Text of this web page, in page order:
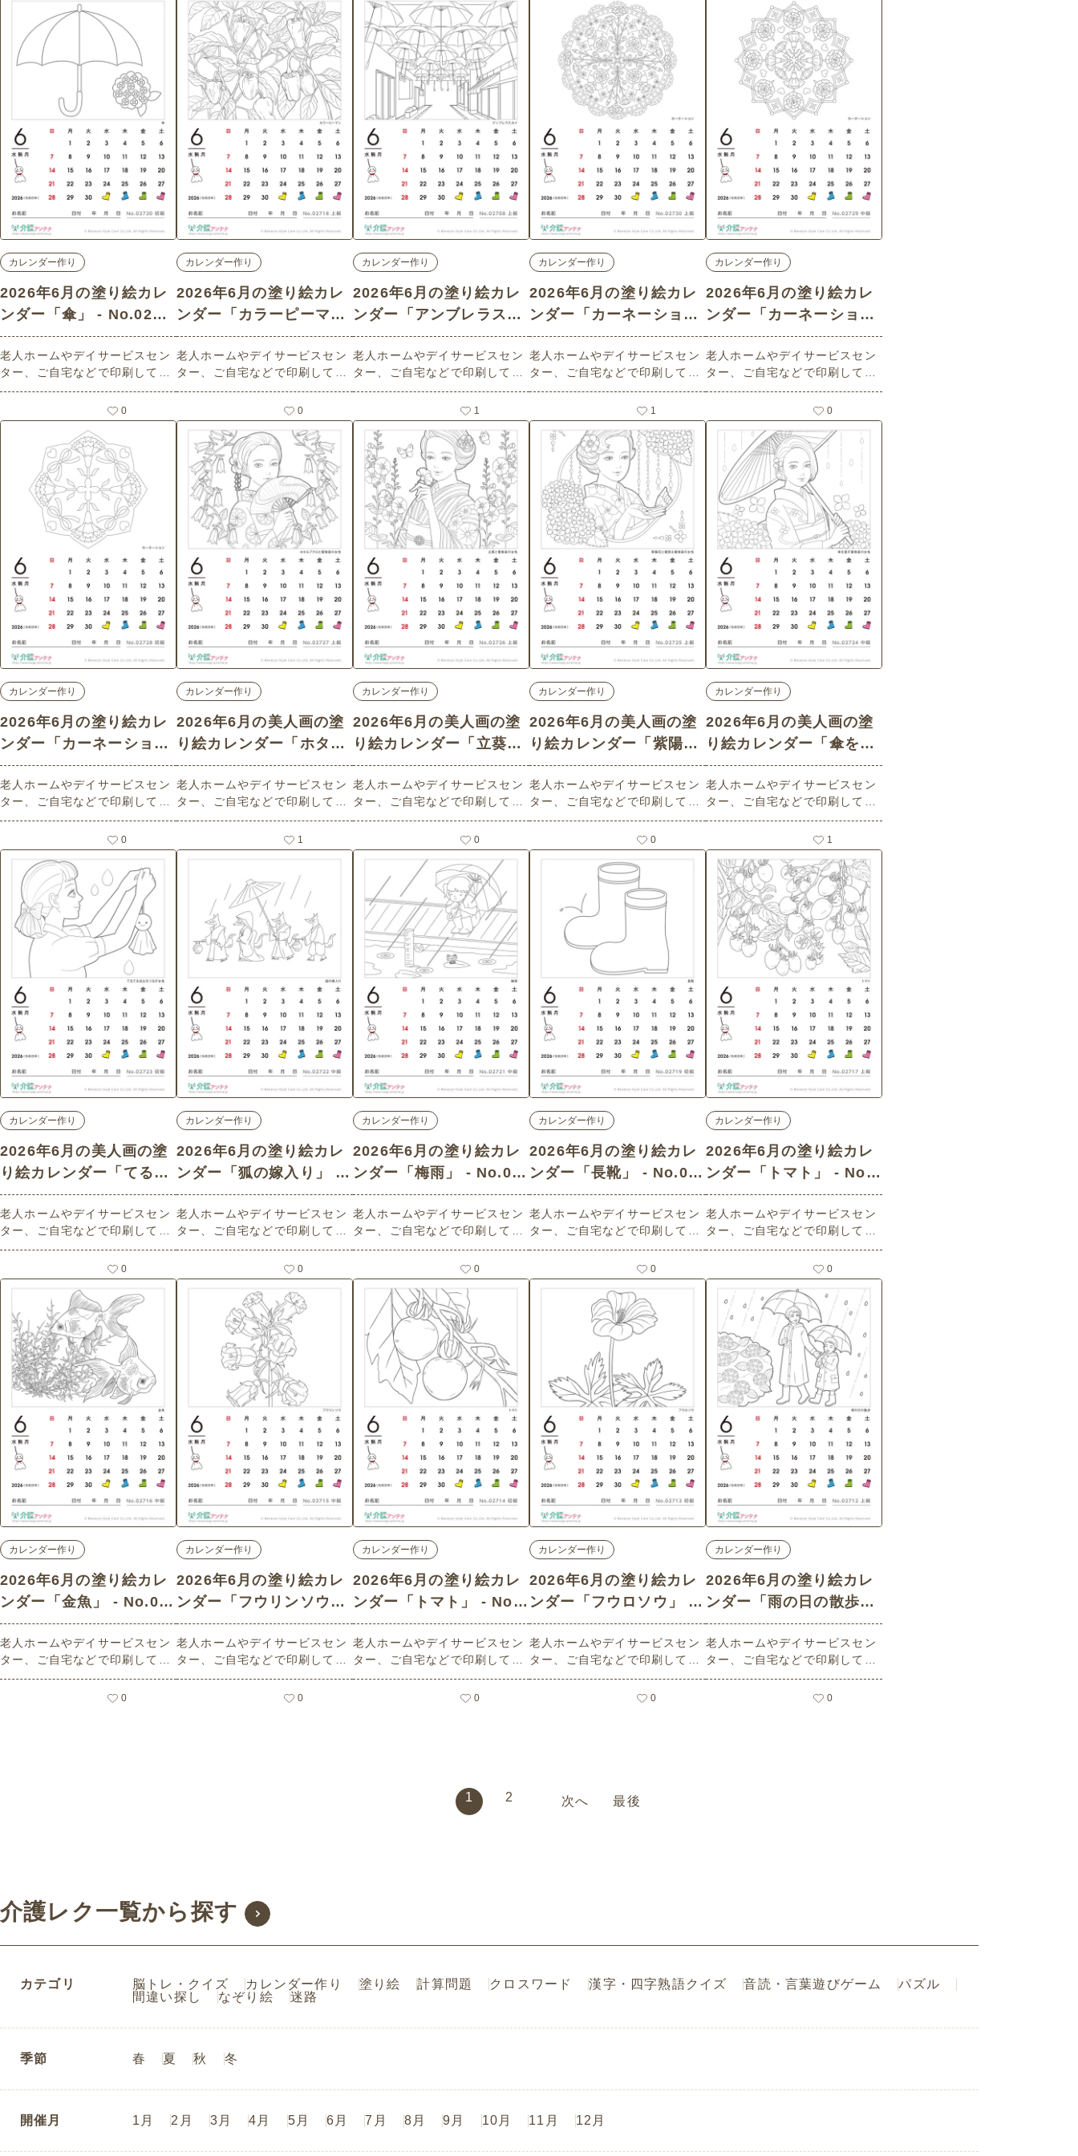
カレンダー作り
2026年6月の塗り絵カレ
ンダー「傘」 - No.0272
0 (初級/カレンダー作り
の介護レク素材)
老人ホームやデイサービスセン
ター、ご自宅などで印刷してお
使いいただける無料の高齢者向
け介護レク素材 2026年6月の塗
り絵カレンダー「傘」（カレン
ダー作り・初級）です。 関連キ
ーワード：六月・水無月・Jun
e・６月・かさ・雨具・レイン
0
カレンダー作り
2026年6月の塗り絵カレ
ンダー「カラーピーマ
ン」 - No.02718 (上級/
カレンダー作りの介護レ
ク素材)
老人ホームやデイサービスセン
ター、ご自宅などで印刷してお
使いいただける無料の高齢者向
け介護レク素材 2026年6月の塗
り絵カレンダー「カラーピーマ
ン」（カレンダー作り・上級）
です。 関連キーワード：六月・
水無月・June・６月・パプリ
カ・夏野菜・野菜・カラフル
0
カレンダー作り
2026年6月の塗り絵カレ
ンダー「アンブレラスカ
イ」 - No.02708 (上級/
カレンダー作りの介護レ
ク素材)
老人ホームやデイサービスセン
ター、ご自宅などで印刷してお
使いいただける無料の高齢者向
け介護レク素材 2026年6月の塗
り絵カレンダー「アンブレラス
カイ」（カレンダー作り・上
級）です。 関連キーワード：六
月・水無月・June・６月・か
さ・カラフル・イベント・街歩
き・おでかけ
1
カレンダー作り
2026年6月の塗り絵カレ
ンダー「カーネーショ
ン」 - No.02730 (上級/
カレンダー作りの介護レ
ク素材)
老人ホームやデイサービスセン
ター、ご自宅などで印刷してお
使いいただける無料の高齢者向
け介護レク素材 2026年6月の塗
り絵カレンダー「カーネーショ
ン」（カレンダー作り・上級）
です。 関連キーワード：六月・
水無月・June・６月・母の日・
ははの日・花・フラワー・かー
ねーしょん
1
カレンダー作り
2026年6月の塗り絵カレ
ンダー「カーネーショ
ン」 - No.02729 (中級/
カレンダー作りの介護レ
ク素材)
老人ホームやデイサービスセン
ター、ご自宅などで印刷してお
使いいただける無料の高齢者向
け介護レク素材 2026年6月の塗
り絵カレンダー「カーネーショ
ン」（カレンダー作り・中級）
です。 関連キーワード：六月・
水無月・June・６月・母の日・
ははの日・花・フラワー・かー
ねーしょん
0
カレンダー作り
2026年6月の塗り絵カレ
ンダー「カーネーショ
ン」 - No.02728 (初級/
カレンダー作りの介護レ
ク素材)
老人ホームやデイサービスセン
ター、ご自宅などで印刷してお
使いいただける無料の高齢者向
け介護レク素材 2026年6月の塗
り絵カレンダー「カーネーショ
ン」（カレンダー作り・初級）
です。 関連キーワード：六月・
水無月・June・６月・母の日・
ははの日・花・フラワー・かー
ねーしょん
0
カレンダー作り
2026年6月の美人画の塗
り絵カレンダー「ホタル
ブクロと着物姿の女性」
- No.02727 (上級/カレン
ダー作りの介護レク素材)
老人ホームやデイサービスセン
ター、ご自宅などで印刷してお
使いいただける無料の高齢者向
け介護レク素材 2026年6月の美
人画の塗り絵カレンダー「ホタ
レンダー作り・上級）です。 関
連キーワード：六月・水無月・
June・６月・ほたるぶくろ・
花・美人画・和装・風情
1
カレンダー作り
2026年6月の美人画の塗
り絵カレンダー「立葵と
着物姿の女性」 - No.02
726 (上級/カレンダー作
りの介護レク素材)
老人ホームやデイサービスセン
ター、ご自宅などで印刷してお
使いいただける無料の高齢者向
け介護レク素材 2026年6月の美
人画の塗り絵カレンダー「立葵
と着物姿の女性」（カレンダー
作り・上級）です。 関連キーワ
ード：六月・水無月・June・６
月・たちあおい・花・和装・風
情
0
カレンダー作り
2026年6月の美人画の塗
り絵カレンダー「紫陽花
と微笑む着物姿の女性」
- No.02725 (上級/カレン
ダー作りの介護レク素材)
老人ホームやデイサービスセン
ター、ご自宅などで印刷してお
使いいただける無料の高齢者向
け介護レク素材 2026年6月の美
人画の塗り絵カレンダー「紫陽
花と微笑む着物姿の女性」（カ
レンダー作り・上級）です。 関
連キーワード：六月・水無月・
June・６月・美人画・和装・き
もの・あじさい・風情
0
カレンダー作り
2026年6月の美人画の塗
り絵カレンダー「傘を差
す着物姿の女性」 - No.0
2724 (中級/カレンダー作
りの介護レク素材)
老人ホームやデイサービスセン
ター、ご自宅などで印刷してお
使いいただける無料の高齢者向
け介護レク素材 2026年6月の美
人画の塗り絵カレンダー「傘を
差す着物姿の女性」（カレンダ
ー作り・中級）です。 関連キー
ワード：六月・水無月・June・
６月・和装・きもの・和傘・風
情
1
カレンダー作り
2026年6月の美人画の塗
り絵カレンダー「てるて
る坊主をつるす女性」 -
No.02723 (初級/カレン
ダー作りの介護レク素材)
老人ホームやデイサービスセン
ター、ご自宅などで印刷してお
使いいただける無料の高齢者向
け介護レク素材 2026年6月の美
人画の塗り絵カレンダー「てる
てる坊主をつるす女性」（カレ
ンダー作り・初級）です。 関連
キーワード：六月・水無月・Ju
ne・６月・晴れ・はれ・願い・
和装
0
カレンダー作り
2026年6月の塗り絵カレ
ンダー「狐の嫁入り」 -
No.02722 (中級/カレン
ダー作りの介護レク素材)
老人ホームやデイサービスセン
ター、ご自宅などで印刷してお
使いいただける無料の高齢者向
け介護レク素材 2026年6月の塗
り絵カレンダー「狐の嫁入り」
（カレンダー作り・中級）で
無月・June・６月・きつね・天
気雨・にわか雨
0
カレンダー作り
2026年6月の塗り絵カレ
ンダー「梅雨」 - No.02
721 (中級/カレンダー作
りの介護レク素材)
老人ホームやデイサービスセン
ター、ご自宅などで印刷してお
使いいただける無料の高齢者向
け介護レク素材 2026年6月の塗
り絵カレンダー「梅雨」（カレ
ンダー作り・中級）です。 関連
キーワード：六月・水無月・Ju
ne・６月・つゆ・あめ・紫陽
花・雨具
0
カレンダー作り
2026年6月の塗り絵カレ
ンダー「長靴」 - No.02
719 (初級/カレンダー作
りの介護レク素材)
老人ホームやデイサービスセン
ター、ご自宅などで印刷してお
使いいただける無料の高齢者向
け介護レク素材 2026年6月の塗
り絵カレンダー「長靴」（カレ
ンダー作り・初級）です。 関連
キーワード：六月・水無月・Ju
ne・６月・ながぐつ・雨具・レ
インブーツ・梅雨
0
カレンダー作り
2026年6月の塗り絵カレ
ンダー「トマト」 - No.0
2717 (上級/カレンダー作
りの介護レク素材)
老人ホームやデイサービスセン
ター、ご自宅などで印刷してお
使いいただける無料の高齢者向
け介護レク素材 2026年6月の塗
り絵カレンダー「トマト」（カ
レンダー作り・上級）です。 関
連キーワード：六月・水無月・
June・６月・とまと・夏野菜・
野菜・収穫
0
カレンダー作り
2026年6月の塗り絵カレ
ンダー「金魚」 - No.02
716 (中級/カレンダー作
りの介護レク素材)
老人ホームやデイサービスセン
ター、ご自宅などで印刷してお
使いいただける無料の高齢者向
け介護レク素材 2026年6月の塗
0
カレンダー作り
2026年6月の塗り絵カレ
ンダー「フウリンソウ」
- No.02715 (中級/カレン
ダー作りの介護レク素材)
老人ホームやデイサービスセン
ター、ご自宅などで印刷してお
使いいただける無料の高齢者向
け介護レク素材 2026年6月の塗
0
カレンダー作り
2026年6月の塗り絵カレ
ンダー「トマト」 - No.0
2714 (初級/カレンダー作
りの介護レク素材)
老人ホームやデイサービスセン
ター、ご自宅などで印刷してお
使いいただける無料の高齢者向
け介護レク素材 2026年6月の塗
0
カレンダー作り
2026年6月の塗り絵カレ
ンダー「フウロソウ」 -
No.02713 (初級/カレン
ダー作りの介護レク素材)
老人ホームやデイサービスセン
ター、ご自宅などで印刷してお
使いいただける無料の高齢者向
け介護レク素材 2026年6月の塗
0
カレンダー作り
2026年6月の塗り絵カレ
ンダー「雨の日の散歩」
- No.02712 (上級/カレン
ダー作りの介護レク素材)
老人ホームやデイサービスセン
ター、ご自宅などで印刷してお
使いいただける無料の高齢者向
け介護レク素材 2026年6月の塗
0
1 2 次へ 最後
介護レク一覧から探す
カテゴリ 脳トレ・クイズ カレンダー作り 塗り絵 計算問題 クロスワード 漢字・四字熟語クイズ 音読・言葉遊びゲーム
パズル
間違い探し
なぞり絵 迷路
季節 春 夏 秋 冬
開催月 1月 2月 3月 4月 5月 6月 7月 8月 9月 10月 11月 12月